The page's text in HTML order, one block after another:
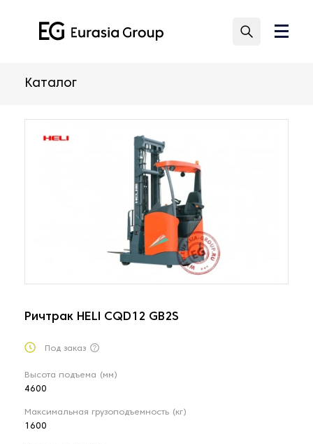
Каталог
Ричтрак HELI CQD12 GB2S
Под заказ
Высота подъема (мм)
4600
Максимальная грузоподъемность (кг)
1600